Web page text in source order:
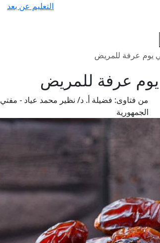
التعليم عن بعد
يوم عرفة للمريض
عرفة للمريض
من فتاوى: فضيلة أ. د/ نظير محمد عياد - مفتي
الجمهورية